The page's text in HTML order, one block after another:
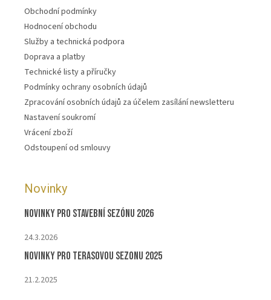
Obchodní podmínky
Hodnocení obchodu
Služby a technická podpora
Doprava a platby
Technické listy a příručky
Podmínky ochrany osobních údajů
Zpracování osobních údajů za účelem zasílání newsletteru
Nastavení soukromí
Vrácení zboží
Odstoupení od smlouvy
Novinky
Novinky pro stavební sezónu 2026
24.3.2026
Novinky pro terasovou sezonu 2025
21.2.2025